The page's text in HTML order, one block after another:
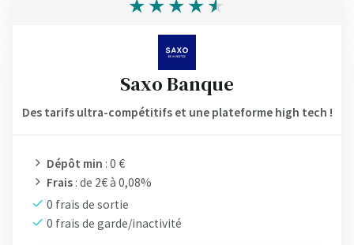
Saxo Banque
Des tarifs ultra-compétitifs et une plateforme high tech !
Dépôt min : 0 €
Frais : de 2€ à 0,08%
0 frais de sortie
0 frais de garde/inactivité